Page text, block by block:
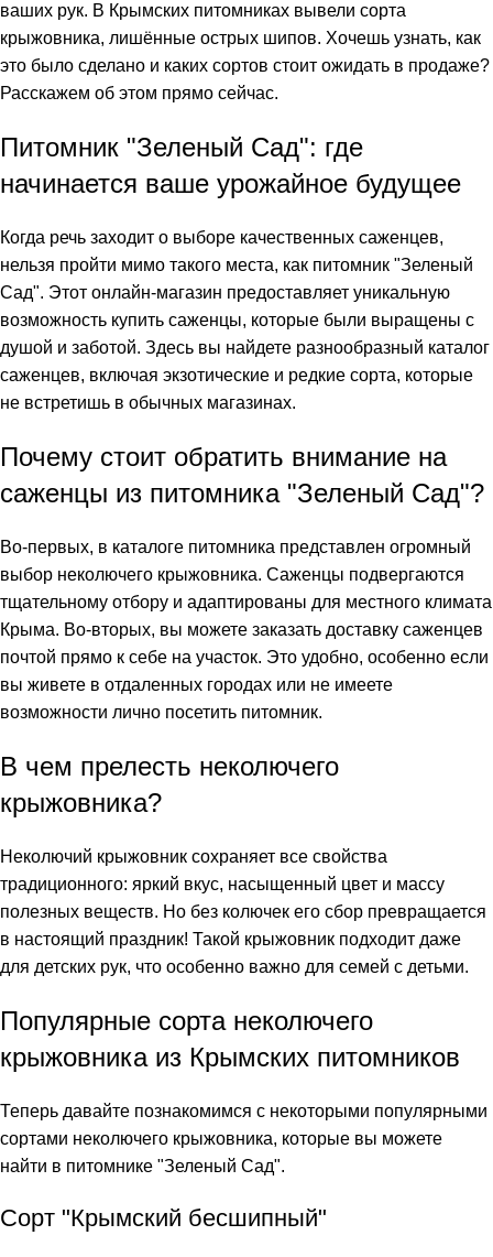
ваших рук. В Крымских питомниках вывели сорта
крыжовника, лишённые острых шипов. Хочешь узнать, как
это было сделано и каких сортов стоит ожидать в продаже?
Расскажем об этом прямо сейчас.
Питомник "Зеленый Сад": где
начинается ваше урожайное будущее
Когда речь заходит о выборе качественных саженцев,
нельзя пройти мимо такого места, как питомник "Зеленый
Сад". Этот онлайн-магазин предоставляет уникальную
возможность купить саженцы, которые были выращены с
душой и заботой. Здесь вы найдете разнообразный каталог
саженцев, включая экзотические и редкие сорта, которые
не встретишь в обычных магазинах.
Почему стоит обратить внимание на
саженцы из питомника "Зеленый Сад"?
Во-первых, в каталоге питомника представлен огромный
выбор неколючего крыжовника. Саженцы подвергаются
тщательному отбору и адаптированы для местного климата
Крыма. Во-вторых, вы можете заказать доставку саженцев
почтой прямо к себе на участок. Это удобно, особенно если
вы живете в отдаленных городах или не имеете
возможности лично посетить питомник.
В чем прелесть неколючего
крыжовника?
Неколючий крыжовник сохраняет все свойства
традиционного: яркий вкус, насыщенный цвет и массу
полезных веществ. Но без колючек его сбор превращается
в настоящий праздник! Такой крыжовник подходит даже
для детских рук, что особенно важно для семей с детьми.
Популярные сорта неколючего
крыжовника из Крымских питомников
Теперь давайте познакомимся с некоторыми популярными
сортами неколючего крыжовника, которые вы можете
найти в питомнике "Зеленый Сад".
Сорт "Крымский бесшипный"